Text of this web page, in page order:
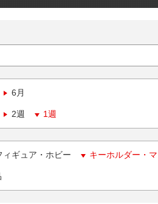
6月
2週 1週
ィギュア・ホビー キーホルダー・